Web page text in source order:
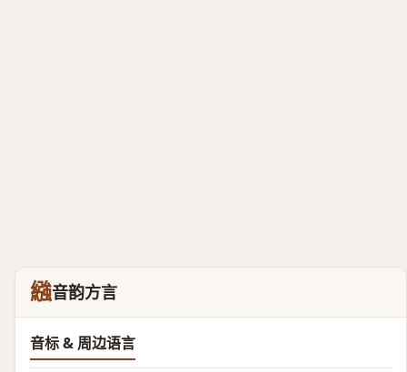
繈音韵方言
音标 & 周边语言